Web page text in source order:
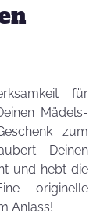
für
Mädels-
zum
Deinen
und hebt die
originelle
Anlass!